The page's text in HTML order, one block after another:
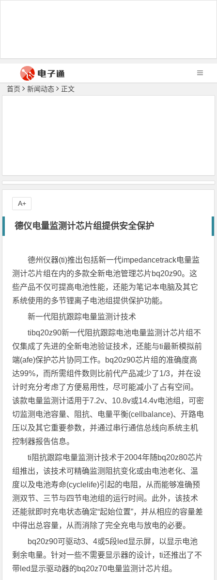
首页 新闻动态 正文
德仪电量监测计芯片组提供安全保护
德州仪器(ti)推出包括新一代impedancetrack电量监
测计芯片组在内的多款全新电池管理芯片bq20z90。这
些产品不仅可提高电池性能，还能为笔记本电脑及其它
系统使用的多节锂离子电池组提供保护功能。
新一代阻抗跟踪电量监测计技术
tibq20z90新一代阻抗跟踪电池电量监测计芯片组不
仅集成了先进的全新电池验证技术，还能与ti最新模拟前
端(afe)保护芯片协同工作。bq20z90芯片组的准确度高
达99%，而所需组件数则比前代产品减少了1/3，并在设
计时充分考虑了方便易用性，尽可能减小了占有空间。
该款电量监测计适用于7.2v、10.8v或14.4v电池组，可密
切监测电池容量、阻抗、电量平衡(cellbalance)、开路电
压以及其它重要参数，并通过串行通信总线向系统主机
控制器报告信息。
ti阻抗跟踪电量监测计技术于2004年随bq20z80芯片
组推出，该技术可精确监测阻抗变化或由电池老化、温
度以及电池寿命(cyclelife)引起的电阻，从而能够准确预
测双节、三节与四节电池组的运行时间。此外，该技术
还能就即时充电状态确定“起始位置”，并从相应的容量差
中得出总容量，从而消除了完全充电与放电的必要。
bq20z90可驱动3、4或5段led显示屏，以显示电池
剩余电量。针对一些不需要显示器的设计，ti还推出了不
带led显示驱动器的bq20z70电量监测计芯片组。
A+